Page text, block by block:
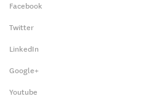
Facebook
Twitter
LinkedIn
Google+
Youtube